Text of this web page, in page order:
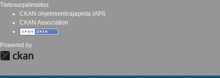
Tietosuojailmoitus
CKAN ohjelmointirajapinta (API)
CKAN Association
Powered by